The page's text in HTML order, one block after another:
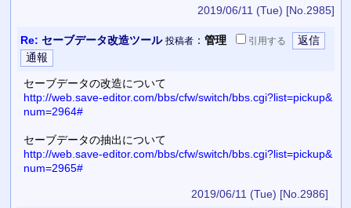
2019/06/11 (Tue) [No.2985]
Re: セーブデータ改造ツール 投稿者： 管理 引用する
セーブデータの改造について
http://web.save-editor.com/bbs/cfw/switch/bbs.cgi?list=pickup&
num=2964#
セーブデータの抽出について
http://web.save-editor.com/bbs/cfw/switch/bbs.cgi?list=pickup&
num=2965#
2019/06/11 (Tue) [No.2986]